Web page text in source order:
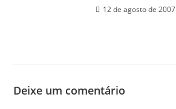
12 de agosto de 2007
Deixe um comentário